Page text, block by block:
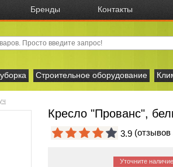
Бренды Контакты
Строительное оборудование
Кресло "Прованс",
3.9 (отзывов
Уточните наличие